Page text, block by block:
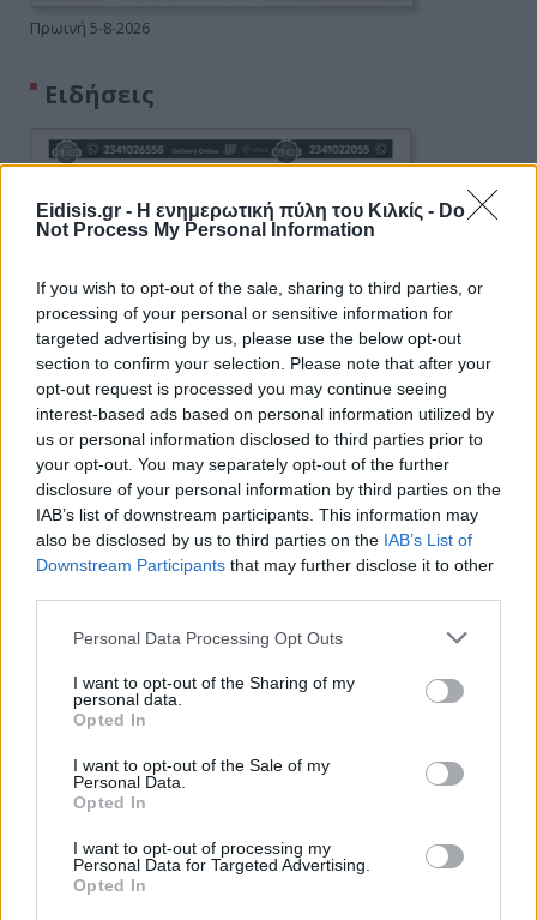
Eidisis.gr - Η ενημερωτική πύλη του Κιλκίς - Do
Not Process My Personal Information
If you wish to opt-out of the sale, sharing to third parties, or
processing of your personal or sensitive information for
targeted advertising by us, please use the below opt-out
section to confirm your selection. Please note that after your
opt-out request is processed you may continue seeing
interest-based ads based on personal information utilized by
us or personal information disclosed to third parties prior to
your opt-out. You may separately opt-out of the further
disclosure of your personal information by third parties on the
IAB’s list of downstream participants. This information may
also be disclosed by us to third parties on the IAB’s List of
Downstream Participants that may further disclose it to other
Personal Data Processing Opt Outs
I want to opt-out of the Sharing of my
personal data.
Opted In
I want to opt-out of the Sale of my
Personal Data.
Opted In
I want to opt-out of processing my
Personal Data for Targeted Advertising.
Opted In
Πρωινή 5-8-2026
Ειδήσεις
Ειδήσεις 5-8-2026